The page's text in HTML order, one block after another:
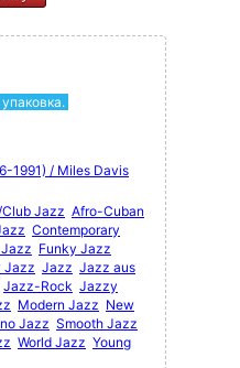
1991) / Miles Davis
Jazz Afro-Cuban
Contemporary
Jazz Funky Jazz
Jazz Jazz Jazz aus
Jazz-Rock Jazzy
Modern Jazz New
Jazz Smooth Jazz
World Jazz Young